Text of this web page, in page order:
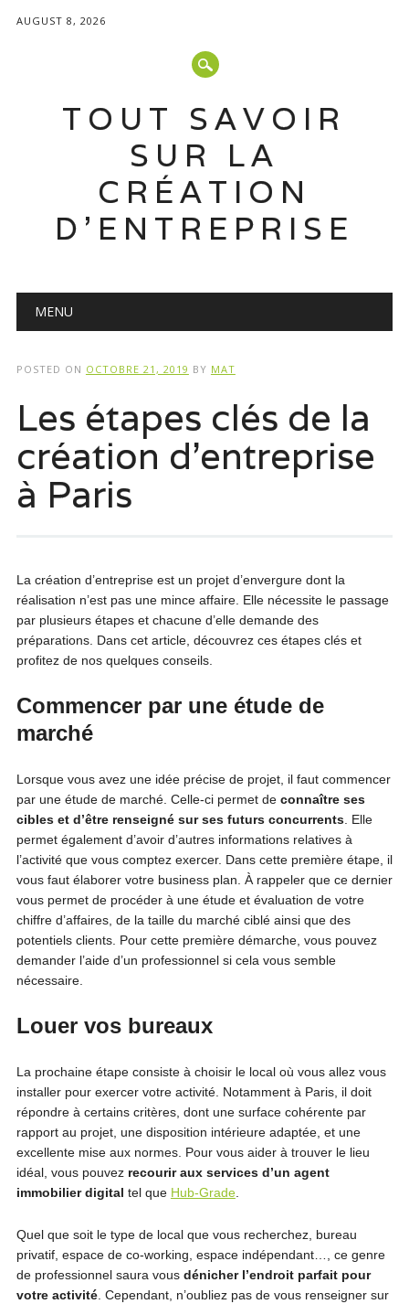
AUGUST 8, 2026
TOUT SAVOIR
SUR LA
CRÉATION
D'ENTREPRISE
Main menu
MENU
POSTED ON OCTOBRE 21, 2019 BY MAT
Les étapes clés de la
création d’entreprise
à Paris
La création d’entreprise est un projet d’envergure dont la
réalisation n’est pas une mince affaire. Elle nécessite le passage
par plusieurs étapes et chacune d’elle demande des
préparations. Dans cet article, découvrez ces étapes clés et
profitez de nos quelques conseils.
Commencer par une étude de
marché
Lorsque vous avez une idée précise de projet, il faut commencer
par une étude de marché. Celle-ci permet de connaître ses
cibles et d’être renseigné sur ses futurs concurrents. Elle
permet également d’avoir d’autres informations relatives à
l’activité que vous comptez exercer. Dans cette première étape, il
vous faut élaborer votre business plan. À rappeler que ce dernier
vous permet de procéder à une étude et évaluation de votre
chiffre d’affaires, de la taille du marché ciblé ainsi que des
potentiels clients. Pour cette première démarche, vous pouvez
demander l’aide d’un professionnel si cela vous semble
nécessaire.
Louer vos bureaux
La prochaine étape consiste à choisir le local où vous allez vous
installer pour exercer votre activité. Notamment à Paris, il doit
répondre à certains critères, dont une surface cohérente par
rapport au projet, une disposition intérieure adaptée, et une
excellente mise aux normes. Pour vous aider à trouver le lieu
idéal, vous pouvez recourir aux services d’un agent
immobilier digital tel que Hub-Grade.
Quel que soit le type de local que vous recherchez, bureau
privatif, espace de co-working, espace indépendant…, ce genre
de professionnel saura vous dénicher l’endroit parfait pour
votre activité. Cependant, n’oubliez pas de vous renseigner sur